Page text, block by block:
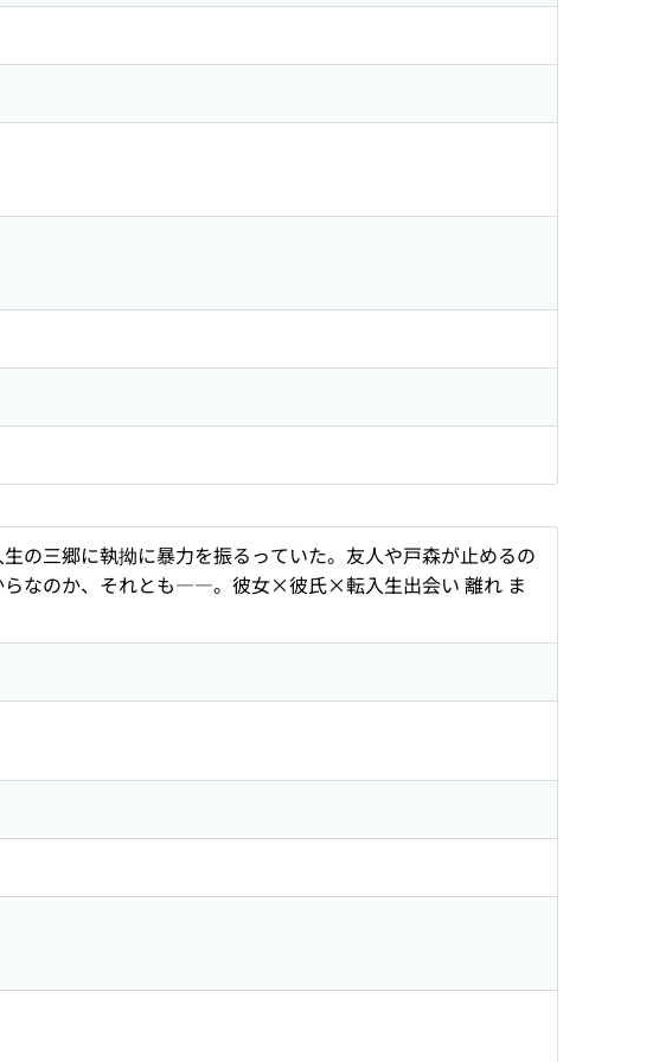
の三郷に執拗に暴力を振るっていた。友人や戸森が止めるの
らなのか、それとも――。彼女×彼氏×転入生出会い 離れ ま